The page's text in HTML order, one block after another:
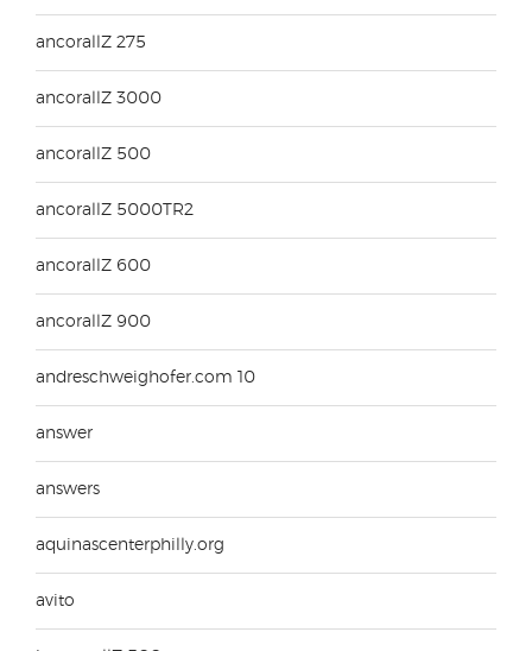
ancorallZ 275
ancorallZ 3000
ancorallZ 500
ancorallZ 5000TR2
ancorallZ 600
ancorallZ 900
andreschweighofer.com 10
answer
answers
aquinascenterphilly.org
avito